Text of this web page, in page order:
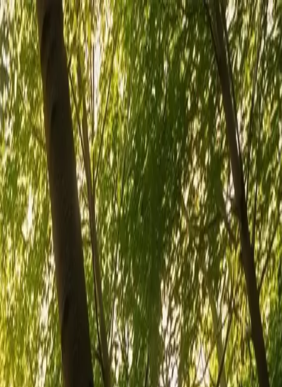
الرئيسيةنبذة عنا المنتجاتالمعرضالمجلةاتصل بنا
AR
تواصل معنا